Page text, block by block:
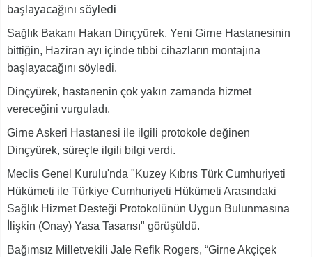
başlayacağını söyledi
Sağlık Bakanı Hakan Dinçyürek, Yeni Girne Hastanesinin
bittiğin, Haziran ayı içinde tıbbi cihazların montajına
başlayacağını söyledi.
Dinçyürek, hastanenin çok yakın zamanda hizmet
vereceğini vurguladı.
Girne Askeri Hastanesi ile ilgili protokole değinen
Dinçyürek, süreçle ilgili bilgi verdi.
Meclis Genel Kurulu'nda "Kuzey Kıbrıs Türk Cumhuriyeti
Hükümeti ile Türkiye Cumhuriyeti Hükümeti Arasındaki
Sağlık Hizmet Desteği Protokolünün Uygun Bulunmasına
İlişkin (Onay) Yasa Tasarısı" görüşüldü.
Bağımsız Milletvekili Jale Refik Rogers, “Girne Akçiçek